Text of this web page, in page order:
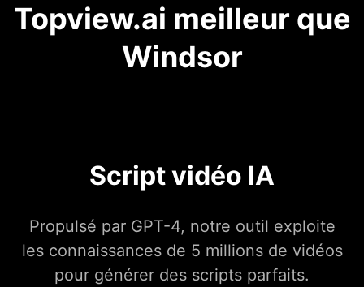
Topview.ai meilleur que
Windsor
Script vidéo IA
Propulsé par GPT-4, notre outil exploite
les connaissances de 5 millions de vidéos
pour générer des scripts parfaits.